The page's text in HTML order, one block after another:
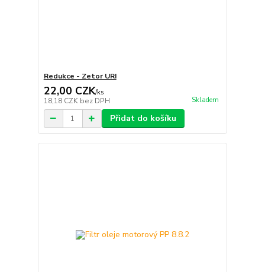
Redukce - Zetor URI
22,00 CZK/ks
18,18 CZK bez DPH Skladem
Přidat do košíku